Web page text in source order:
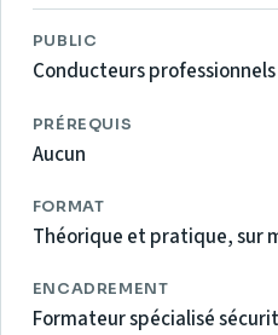
PUBLIC
Conducteurs professionnels
PRÉREQUIS
Aucun
FORMAT
Théorique et pratique, sur
ENCADREMENT
Formateur spécialisé